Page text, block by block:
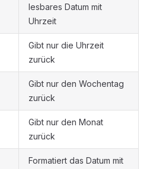
lesbares Datum mit
Uhrzeit
Gibt nur die Uhrzeit
zurück
Gibt nur den Wochentag
zurück
Gibt nur den Monat
zurück
Formatiert das Datum mit